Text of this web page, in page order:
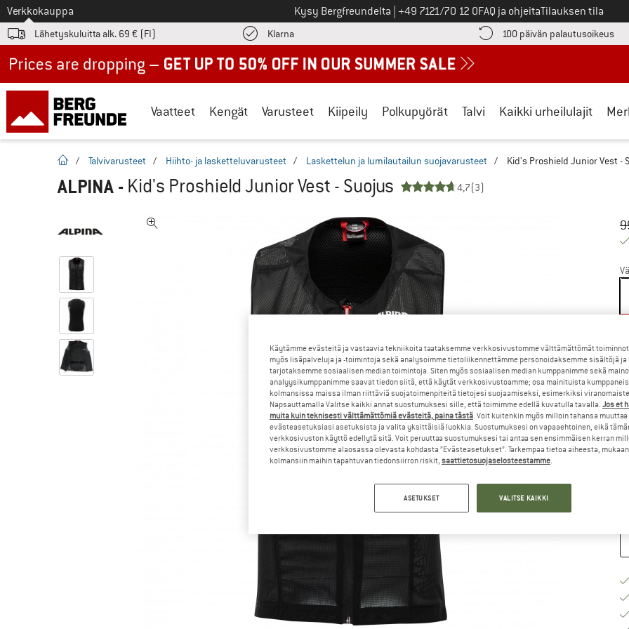
Tästä siirtyäksesi
Verkkokauppa Kysy Bergfreundelta Soita meille
+49 7121/70 12 0FAQ ja ohjeitaTilauksen tila
Lähetyskuluitta alk. 69 € (FI) KlarnaLöydä maksutiedot täältä! Avautuu tietokentässä 100 päivän palautusoikeus
Vaatteet Kengät Varusteet Kiipeily Polkupyörät Talvi Kaikki urheilulajit
Kotisivu
/ Talvivarusteet / Hiihto- ja lasketteluvarusteet / Laskettelun ja lumilautailun suojavarusteet / Kid's Proshield Junior Vest -
ALPINA - Kid's Proshield Junior Vest - Suojus 4,7(3)
Käytämme evästeitä ja vastaavia tekniikoita taataksemme verkkosivustomme välttämättömät
myös lisäpalveluja ja -toimintoja sekä analysoimme tietoliikennettämme personoidaksemme sisältöjä ja
tarjotaksemme sosiaalisen median toimintoja. Siten myös sosiaalisen median kumppanimme sekä
analyysikumppanimme saavat tiedon siitä, että käytät verkkosivustoamme; osa mainituista
kolmansissa maissa ilman riittäviä suojatoimenpiteitä tietojesi suojaamiseksi, esimerkiksi
Napsauttamalla Valitse kaikki annat suostumuksesi sille, että toimimme edellä kuvatulla tavalla. Jos et
muita kuin teknisesti välttämättömiä evästeitä, paina tästä. Voit kuitenkin myös milloin tahansa muuttaa
evästeasetuksiasi asetuksista ja valita yksittäisiä luokkia. Suostumuksesi on vapaaehtoinen, eikä
verkkosivuston käyttö edellytä sitä. Voit peruuttaa suostumuksesi tai antaa sen ensimmäisen kerran
verkkosivustomme alaosassa olevasta kohdasta ”Evästeasetukset”. Tarkempaa tietoa aiheesta,
kolmansiin maihin tapahtuvan tiedonsiirron riskit, saattietosuojaselosteestamme.
ASETUKSET VALITSE KAIKKI